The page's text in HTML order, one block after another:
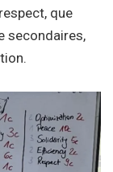
que
secondaires,